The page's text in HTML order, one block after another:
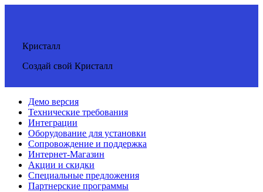
Кристалл
Создай свой Кристалл
Демо версия
Технические требования
Интеграции
Оборудование для установки
Сопровождение и поддержка
Интернет-Магазин
Акции и скидки
Специальные предложения
Партнерские программы